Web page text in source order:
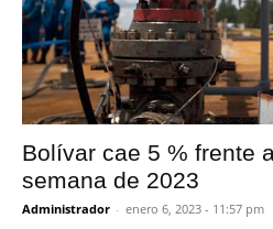
Bolívar cae 5 % frente
semana de 2023
Administrador - enero 6, 2023 - 11:57 pm